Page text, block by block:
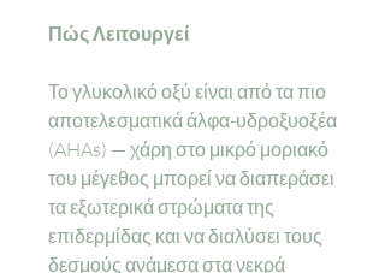
Πώς Λειτουργεί
Το γλυκολικό οξύ είναι από τα πιο
αποτελεσματικά άλφα-υδροξυοξέα
(AHAs) — χάρη στο μικρό μοριακό
του μέγεθος μπορεί να διαπεράσει
τα εξωτερικά στρώματα της
επιδερμίδας και να διαλύσει τους
δεσμούς ανάμεσα στα νεκρά